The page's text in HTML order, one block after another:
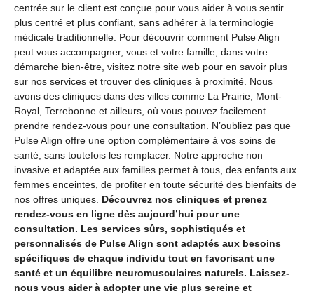
centrée sur le client est conçue pour vous aider à vous sentir
plus centré et plus confiant, sans adhérer à la terminologie
médicale traditionnelle. Pour découvrir comment Pulse Align
peut vous accompagner, vous et votre famille, dans votre
démarche bien-être, visitez notre site web pour en savoir plus
sur nos services et trouver des cliniques à proximité. Nous
avons des cliniques dans des villes comme La Prairie, Mont-
Royal, Terrebonne et ailleurs, où vous pouvez facilement
prendre rendez-vous pour une consultation. N’oubliez pas que
Pulse Align offre une option complémentaire à vos soins de
santé, sans toutefois les remplacer. Notre approche non
invasive et adaptée aux familles permet à tous, des enfants aux
femmes enceintes, de profiter en toute sécurité des bienfaits de
nos offres uniques. Découvrez nos cliniques et prenez
rendez-vous en ligne dès aujourd’hui pour une
consultation. Les services sûrs, sophistiqués et
personnalisés de Pulse Align sont adaptés aux besoins
spécifiques de chaque individu tout en favorisant une
santé et un équilibre neuromusculaires naturels. Laissez-
nous vous aider à adopter une vie plus sereine et